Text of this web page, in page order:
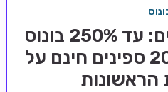
חבילת קבלת פנים: עד 250% בונוס
עד €2,000 + 200 ספינים חינם על
הראשונות